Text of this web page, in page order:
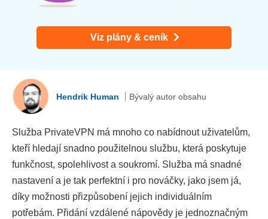
Viz plány & ceník
Hendrik Human Bývalý autor obsahu
Služba PrivateVPN má mnoho co nabídnout uživatelům,
kteří hledají snadno použitelnou službu, která poskytuje
funkčnost, spolehlivost a soukromí. Služba má snadné
nastavení a je tak perfektní i pro nováčky, jako jsem já,
díky možnosti přizpůsobení jejich individuálním
potřebám. Přidání vzdálené nápovědy je jednoznačným